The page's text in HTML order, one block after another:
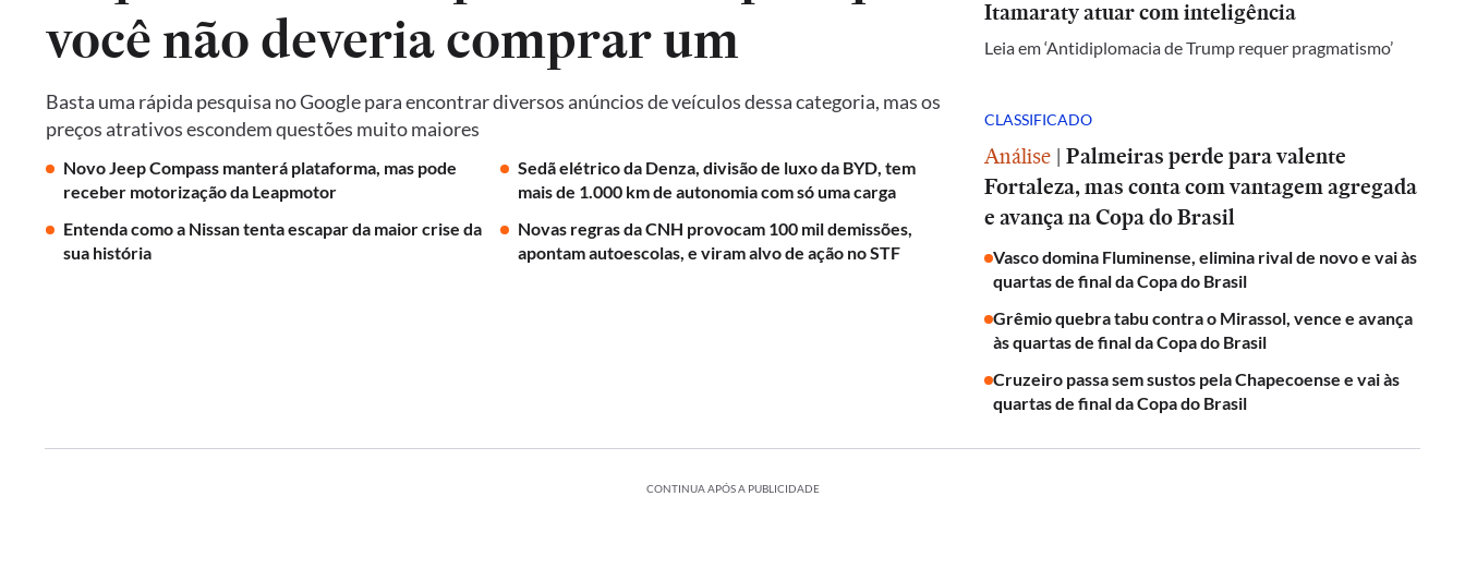
você não deveria comprar um
Basta uma rápida pesquisa no Google para encontrar diversos anúncios de veículos dessa categoria, mas os
preços atrativos escondem questões muito maiores
Novo Jeep Compass manterá plataforma, mas pode
receber motorização da Leapmotor
Sedã elétrico da Denza, divisão de luxo da BYD, tem
mais de 1.000 km de autonomia com só uma carga
Entenda como a Nissan tenta escapar da maior crise da
sua história
Novas regras da CNH provocam 100 mil demissões,
apontam autoescolas, e viram alvo de ação no STF
Itamaraty atuar com inteligência
Leia em ‘Antidiplomacia de Trump requer pragmatismo’
CLASSIFICADO
Análise | Palmeiras perde para valente
Fortaleza, mas conta com vantagem agregada
e avança na Copa do Brasil
Vasco domina Fluminense, elimina rival de novo e vai às
quartas de final da Copa do Brasil
Grêmio quebra tabu contra o Mirassol, vence e avança
às quartas de final da Copa do Brasil
Cruzeiro passa sem sustos pela Chapecoense e vai às
quartas de final da Copa do Brasil
CONTINUA APÓS A PUBLICIDADE